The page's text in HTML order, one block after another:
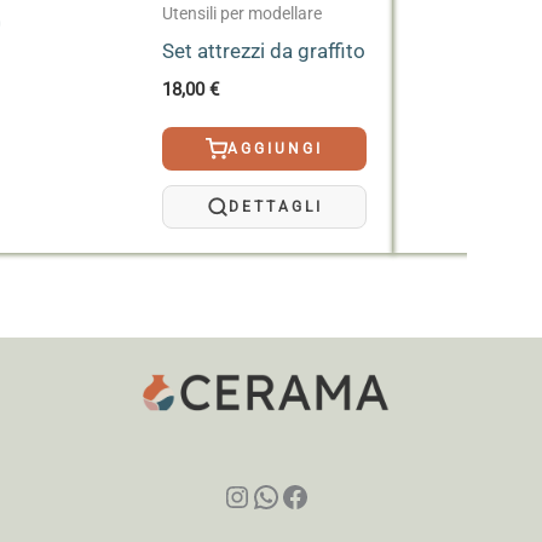
Utensili per modellare
Set attrezzi da graffito
18,00€
AGGIUNGI
DETTAGLI
Instagram
WhatsApp
Facebook